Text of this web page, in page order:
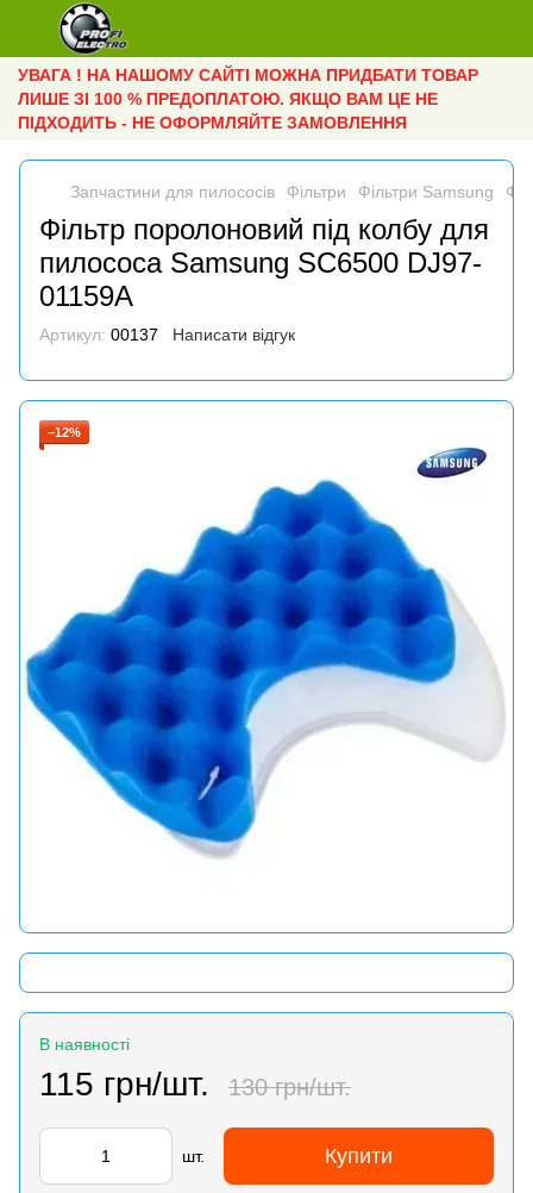
УВАГА ! НА НАШОМУ САЙТІ МОЖНА ПРИДБАТИ ТОВАР
ЛИШЕ ЗІ 100 % ПРЕДОПЛАТОЮ. ЯКЩО ВАМ ЦЕ НЕ
ПІДХОДИТЬ - НЕ ОФОРМЛЯЙТЕ ЗАМОВЛЕННЯ
Запчастини для пилососів Фільтри Фільтри Samsung
Фільтр поролоновий під колбу для
пилососа Samsung SC6500 DJ97-
01159A
Артикул: 00137 Написати відгук
−12%
В наявності
115 грн/шт. 130 грн/шт.
шт. Купити